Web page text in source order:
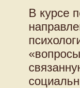
В курсе